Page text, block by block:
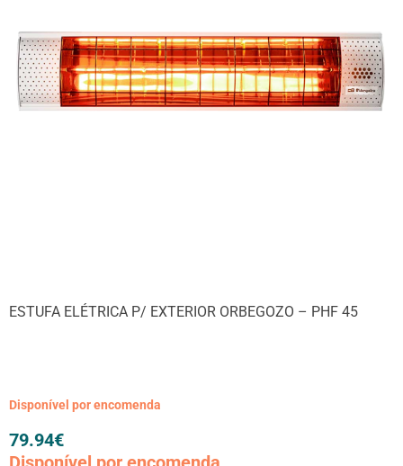
ESTUFA ELÉTRICA P/ EXTERIOR ORBEGOZO – PHF 45
Disponível por encomenda
79.94€